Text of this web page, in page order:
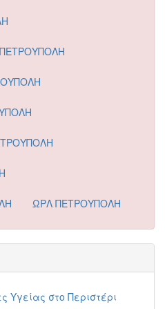
ΠΕΤΡΟΥΠΟΛΗ
ΩΡΛ ΠΕΤΡΟΥΠΟΛΗ
Υγείας στο Περιστέρι